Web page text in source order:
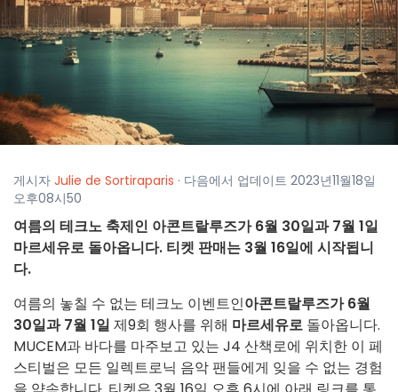
게시자 Julie de Sortiraparis · 다음에서 업데이트 2023년11월18일
오후08시50
여름의 테크노 축제인 아콘트랄루즈가 6월 30일과 7월 1일
마르세유로 돌아옵니다. 티켓 판매는 3월 16일에 시작됩니
다.
여름의 놓칠 수 없는 테크노 이벤트인아콘트랄루즈가 6월
30일과 7월 1일 제9회 행사를 위해 마르세유로 돌아옵니다.
MUCEM과 바다를 마주보고 있는 J4 산책로에 위치한 이 페
스티벌은 모든 일렉트로닉 음악 팬들에게 잊을 수 없는 경험